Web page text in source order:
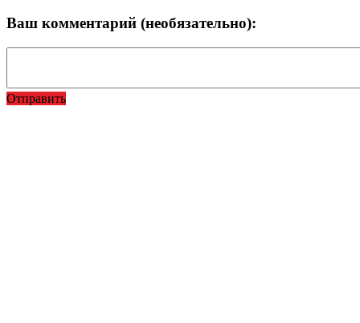
Ваш комментарий (необязательно):
Отправить